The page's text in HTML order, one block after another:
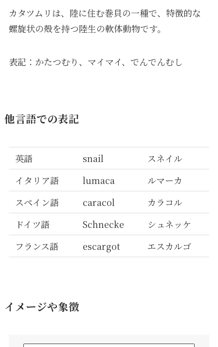
カタツムリは、陸に住む巻貝の一種で、特徴的な
螺旋状の殻を持つ陸生の軟体動物です。
表記：かたつむり、マイマイ、でんでんむし
他言語での表記
英語 snail
スネイル
イタリア語
lumaca
ルマーカ
スペイン語
caracol
カラコル
ドイツ語
Schnecke
シュネッケ
フランス語
escargot エスカルゴ
イメージや象徴